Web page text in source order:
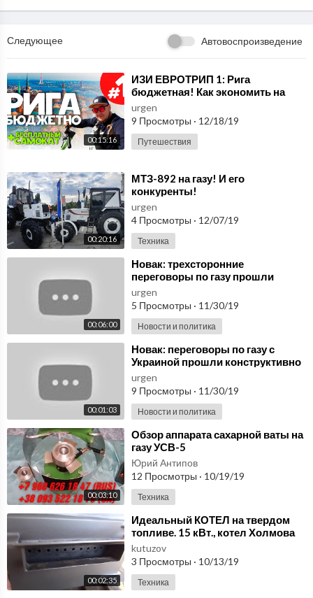
✔Группа в ВК: http://vk.com/selhoztehnikatv присоединяемся!
✔Instagram: https://www.instagram.com/selhoz_tehnika_tv/
✔Facebook: https://www.facebook.com/profile.php?id=10000
9293772889
✔Группа Facebook: https://www.facebook.com/groups/22118
0438386502/?hc_ref=ARQ5ICt7_09cDdt2kbvkgq7ybHEwZdb
I5K0fwlW5lfJ50d2af0b3c8Ndf-FE-YTgWMA&pnref=story
Следующее Автовоспроизведение
00:15:16
⁣ИЗИ ЕВРОТРИП 1: Рига
бюджетная! Как экономить на
отдыхе в 2019?
urgen
9 Просмотры · 12/18/19
Путешествия
00:20:16
⁣МТЗ-892 на газу! И его
конкуренты!
urgen
4 Просмотры · 12/07/19
Техника
00:06:00
⁣Новак: трехсторонние
переговоры по газу прошли
конструктивно - Россия 24
urgen
5 Просмотры · 11/30/19
Новости и политика
00:01:03
⁣Новак: переговоры по газу с
Украиной прошли конструктивно
urgen
9 Просмотры · 11/30/19
Новости и политика
00:03:10
⁣Обзор аппарата сахарной ваты на
газу УСВ-5
Юрий Антипов
12 Просмотры · 10/19/19
Техника
00:02:35
⁣Идеальный КОТЕЛ на твердом
топливе. 15 кВт., котел Холмова
Болград
kutuzov
3 Просмотры · 10/13/19
Техника